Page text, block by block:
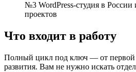
№3 WordPress-студия в России
проектов
Что входит в работу
Полный цикл под ключ — от первой
развития. Вам не нужно искать